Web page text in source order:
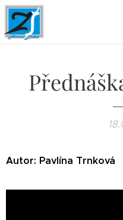
Autor: Pavlína Trnková